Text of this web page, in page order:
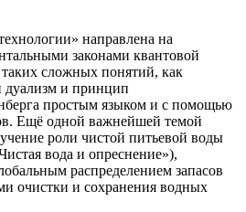
направлена на
законами квантовой
сложных понятий, как
дуализм и принцип
простым языком и с помощью
Ещё одной важнейшей темой
роли чистой питьевой воды
вода и опреснение»),
распределением запасов
очистки и сохранения водных